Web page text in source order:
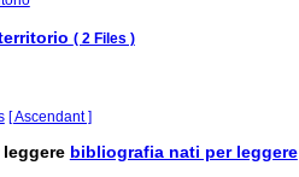
( 2 Files )
[ Ascendant ]
bibliografia nati per leggere